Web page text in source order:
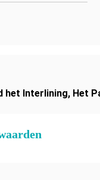
het Interlining, Het